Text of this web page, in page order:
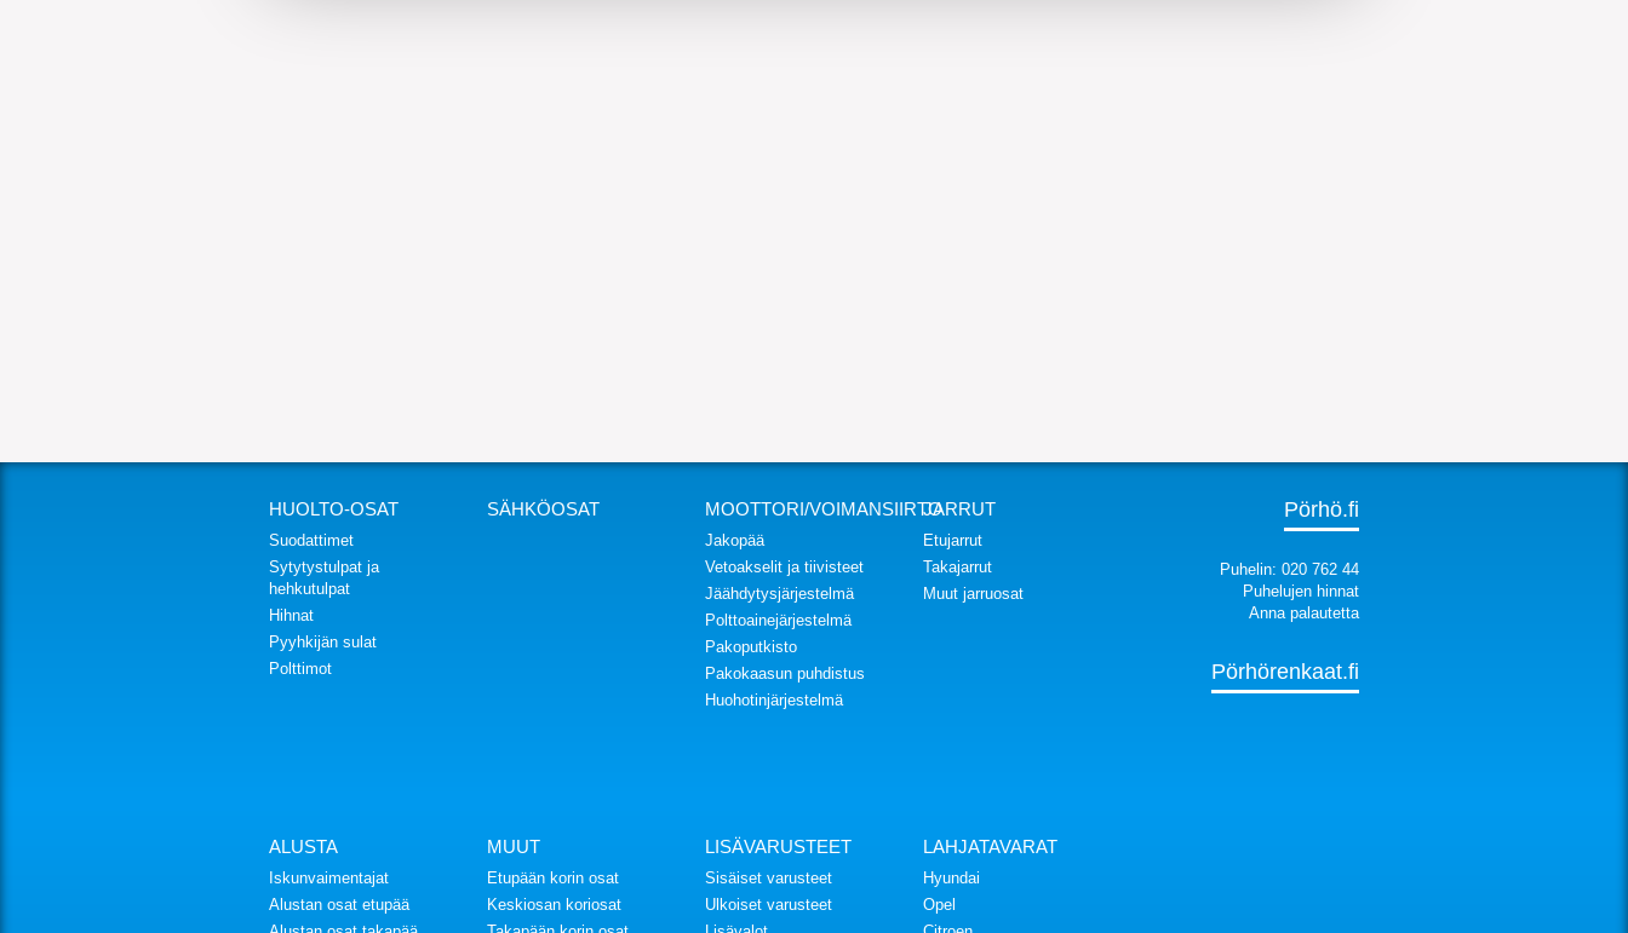
HUOLTO-OSAT
Suodattimet
Sytytystulpat ja
hehkutulpat
Hihnat
Pyyhkijän sulat
Polttimot
SÄHKÖOSAT MOOTTORI/VOIMANSIIRTO
Jakopää
Vetoakselit ja tiivisteet
Jäähdytysjärjestelmä
Polttoainejärjestelmä
Pakoputkisto
Pakokaasun puhdistus
Huohotinjärjestelmä
JARRUT
Etujarrut
Takajarrut
Muut jarruosat
ALUSTA
Iskunvaimentajat
Alustan osat etupää
MUUT
Etupään korin osat
Keskiosan koriosat
LISÄVARUSTEET
Sisäiset varusteet
Ulkoiset varusteet
LAHJATAVARAT
Hyundai
Opel
Pörhö.fi
Puhelin: 020 762 44
Puhelujen hinnat
Anna palautetta
Pörhörenkaat.fi